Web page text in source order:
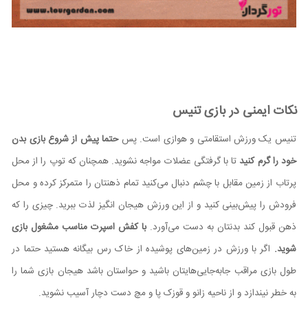
نکات ایمنی در بازی تنیس
تنیس یک ورزش استقامتی و هوازی‌ است. پسحتما پیش از شروع بازی بدن
خود را گرم کنید تا با گرفتگی عضلات مواجه نشوید. همچنان که توپ را از محل
پرتاب از زمین مقابل با چشم دنبال می‌کنید تمام ذهنتان را متمرکز کرده و محل
فرودش را پیش‌بینی کنید و از این ورزش هیجان انگیز لذت ببرید. چیزی را که
ذهن قبول کند بدنتان به دست می‌آورد.با کفش اسپرت مناسب مشغول بازی
شوید. اگر با ورزش در زمین‌های پوشیده از خاک رس بیگانه‌ هستید حتما در
طول بازی مراقب جابه‌جایی‌هایتان باشید و حواستان باشد هیجان بازی شما را
به خطر نیندازد و از ناحیه زانو و قوزک پا و مچ دست دچار آسیب نشوید.